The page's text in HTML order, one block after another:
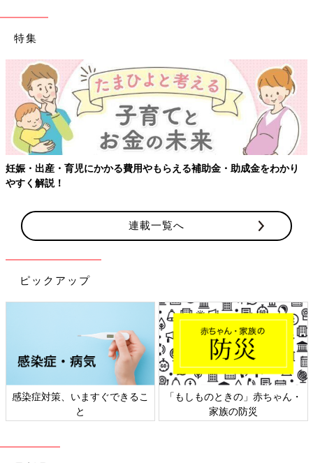
特集
・出産・育児にかかる費用やもらえる補助金・助成金をわかり
く解説！
連載一覧へ
ピックアップ
感染症対策、いますぐできるこ
と
「もしものときの」赤ちゃん・
家族の防災